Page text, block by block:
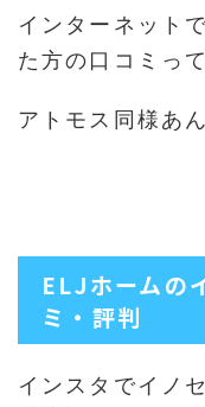
インターネット
た方の口コミって
アトモス同様あ
ELJホームの
ミ・評判
インスタでイノ